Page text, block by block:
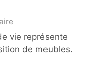
Optimiser
votre
espace
vie représente
de meubles.